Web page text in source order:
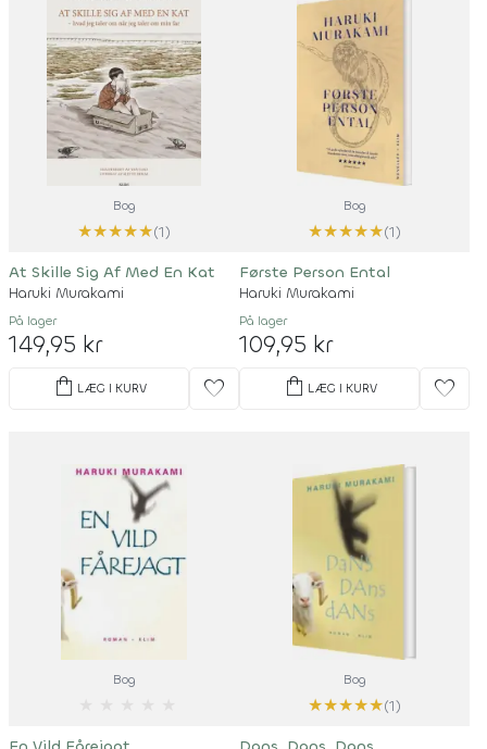
Bog
★★★★★(1)
At Skille Sig Af Med En Kat
Haruki Murakami
På lager
149,95 kr
shopping_bag LÆG I KURV favorite
Bog
★★★★★(1)
Første Person Ental
Haruki Murakami
På lager
109,95 kr
shopping_bag LÆG I KURV favorite
Bog Bog
★★★★★(1)